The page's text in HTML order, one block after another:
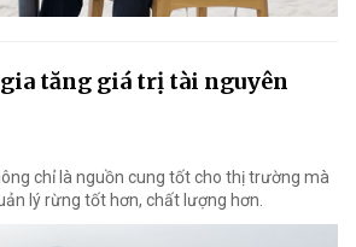
tăng giá trị tài nguyên
chỉ là nguồn cung tốt cho thị trường mà
lý rừng tốt hơn, chất lượng hơn.